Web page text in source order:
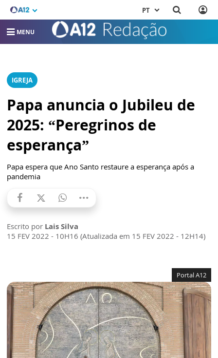
PT
MENU
IGREJA
Papa anuncia o Jubileu de
2025: “Peregrinos de
esperança”
Papa espera que Ano Santo restaure a esperança após a
pandemia
Escrito por Lais Silva
15 FEV 2022 - 10H16 (Atualizada em 15 FEV 2022 - 12H14)
Portal A12